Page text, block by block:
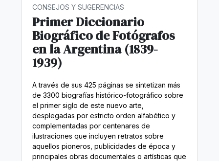
CONSEJOS Y SUGERENCIAS
Primer Diccionario
Biográfico de Fotógrafos
en la Argentina (1839-
1939)
A través de sus 425 páginas se sintetizan más
de 3300 biografías histórico-fotográfico sobre
el primer siglo de este nuevo arte,
desplegadas por estricto orden alfabético y
complementadas por centenares de
ilustraciones que incluyen retratos sobre
aquellos pioneros, publicidades de época y
principales obras documentales o artísticas que